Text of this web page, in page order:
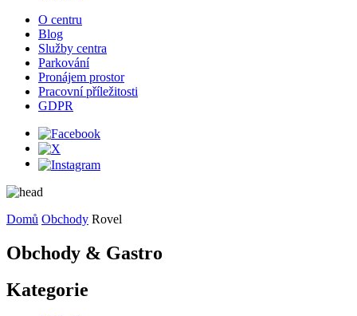
O centru
Blog
Služby centra
Parkování
Pronájem prostor
Pracovní příležitosti
GDPR
Domů Obchody Rovel
Obchody & Gastro
Kategorie